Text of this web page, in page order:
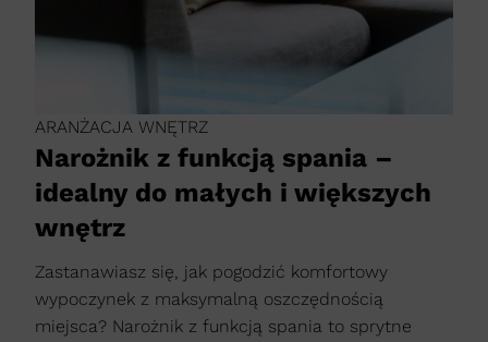
ARANŻACJA WNĘTRZ
Narożnik z funkcją spania –
idealny do małych i większych
wnętrz
Zastanawiasz się, jak pogodzić komfortowy
wypoczynek z maksymalną oszczędnością
miejsca? Narożnik z funkcją spania to sprytne